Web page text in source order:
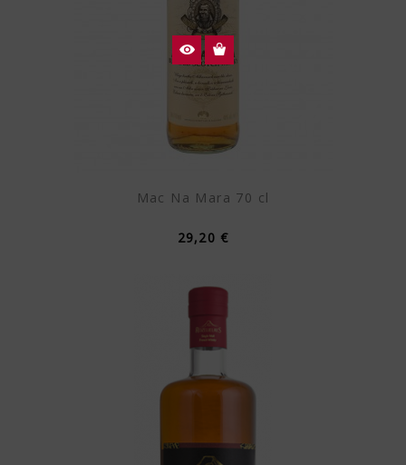
Mac Na Mara 70 cl
29,20 €